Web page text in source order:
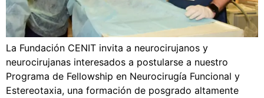
La Fundación CENIT invita a neurocirujanos y
neurocirujanas interesados a postularse a nuestro
Programa de Fellowship en Neurocirugía Funcional y
Estereotaxia, una formación de posgrado altamente